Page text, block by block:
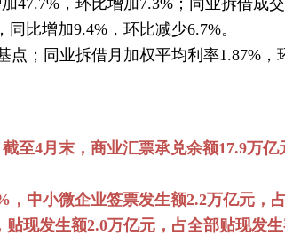
47.7%，环比增加7.3%；同业拆借成
比增加9.4%，环比减少6.7%。
；同业拆借月加权平均利率1.87%，
至4月末，商业汇票承兑余额17.9万亿
中小微企业签票发生额2.2万亿元，
现发生额2.0万亿元，占全部贴现发生